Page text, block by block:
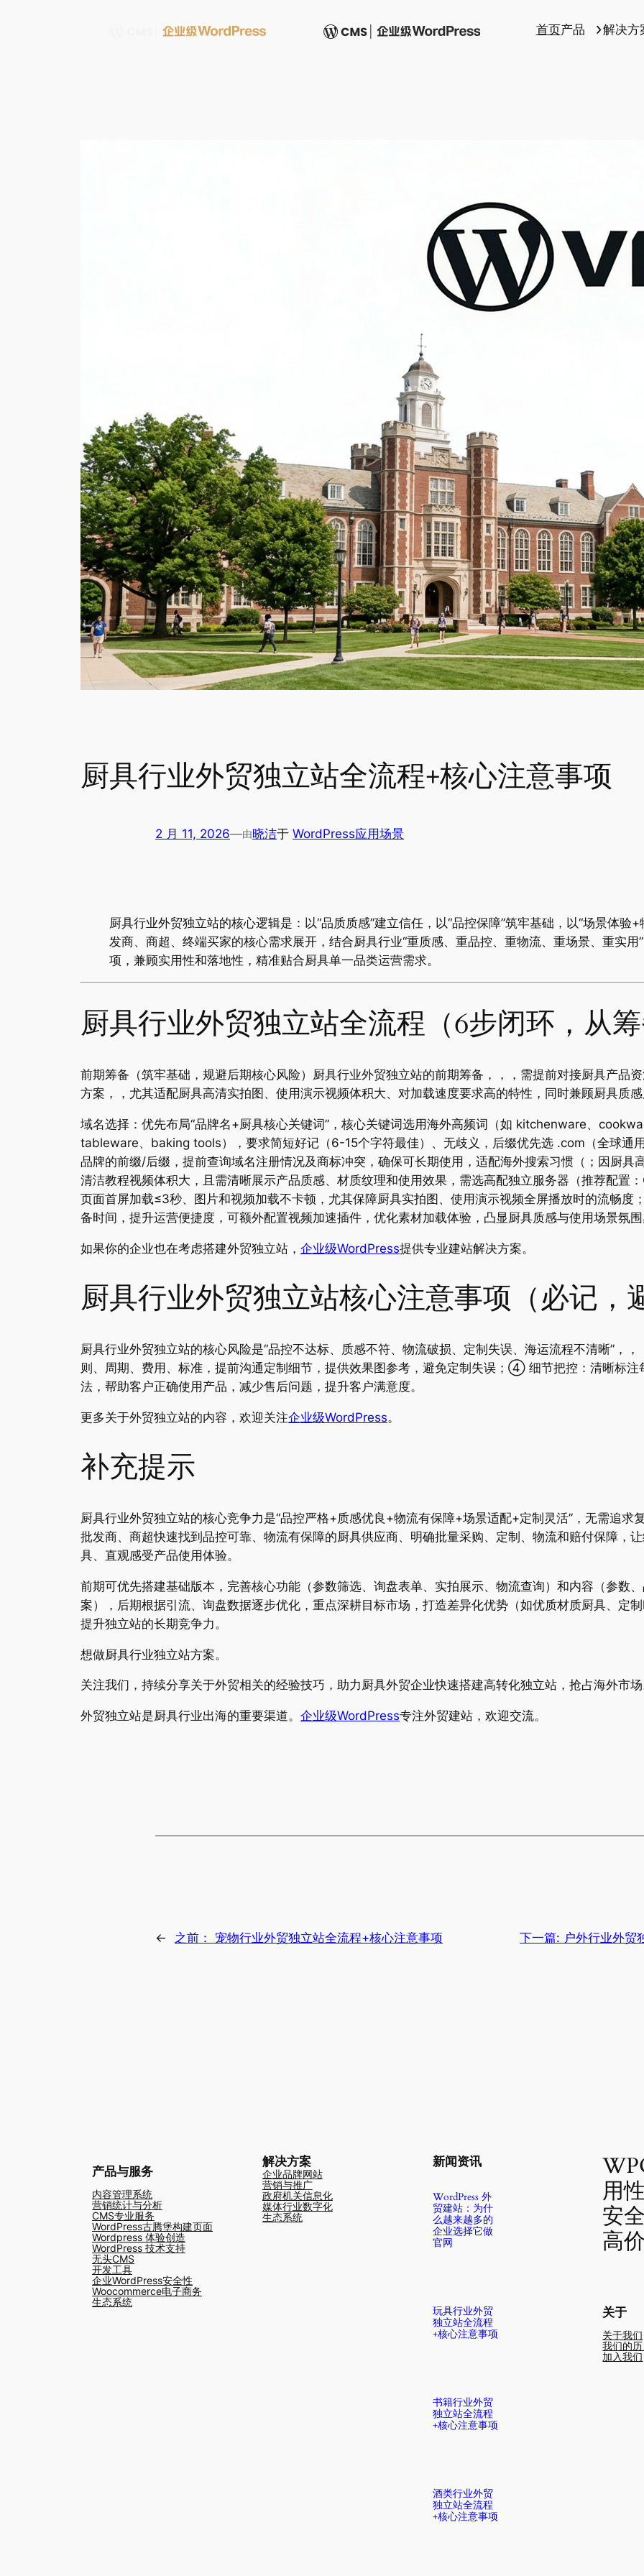
首页产品 解决方
厨具行业外贸独立站全流程+核心注意事项
2 月 11, 2026—由晓洁于 WordPress应用场景
厨具行业外贸独立站的核心逻辑是：以“品质质感”建立信任，以“品控保障”筑牢基础，以“场景体验
发商、商超、终端买家的核心需求展开，结合厨具行业“重质感、重品控、重物流、重场景、重实
项，兼顾实用性和落地性，精准贴合厨具单一品类运营需求。
厨具行业外贸独立站全流程（6步闭环，从
前期筹备（筑牢基础，规避后期核心风险）厨具行业外贸独立站的前期筹备，，，需提前对接厨具产品
方案，，尤其适配厨具高清实拍图、使用演示视频体积大、对加载速度要求高的特性，同时兼顾厨具质
域名选择：优先布局“品牌名+厨具核心关键词”，核心关键词选用海外高频词（如 kitchenware、
tableware、baking tools），要求简短好记（6-15个字符最佳）、无歧义，后缀优先选 .com（全球通
品牌的前缀/后缀，提前查询域名注册情况及商标冲突，确保可长期使用，适配海外搜索习惯（；因厨具
清洁教程视频体积大，且需清晰展示产品质感、材质纹理和使用效果，需选高配独立服务器（推荐配置
页面首屏加载≤3秒、图片和视频加载不卡顿，尤其保障厨具实拍图、使用演示视频全屏播放时的流畅度
备时间，提升运营便捷度，可额外配置视频加速插件，优化素材加载体验，凸显厨具质感与使用场景氛
如果你的企业也在考虑搭建外贸独立站， 企业级WordPress提供专业建站解决方案。
厨具行业外贸独立站核心注意事项（必记，
厨具行业外贸独立站的核心风险是“品控不达标、质感不符、物流破损、定制失误、海运流程不清晰”，
则、周期、费用、标准，提前沟通定制细节，提供效果图参考，避免定制失误；④ 细节把控：清晰标
法，帮助客户正确使用产品，减少售后问题，提升客户满意度。
更多关于外贸独立站的内容，欢迎关注企业级WordPress。
补充提示
厨具行业外贸独立站的核心竞争力是“品控严格+质感优良+物流有保障+场景适配+定制灵活”，无需追
批发商、商超快速找到品控可靠、物流有保障的厨具供应商、明确批量采购、定制、物流和赔付保障，
具、直观感受产品使用体验。
前期可优先搭建基础版本，完善核心功能（参数筛选、询盘表单、实拍展示、物流查询）和内容（参数
案），后期根据引流、询盘数据逐步优化，重点深耕目标市场，打造差异化优势（如优质材质厨具、定
提升独立站的长期竞争力。
想做厨具行业独立站方案。
关注我们，持续分享关于外贸相关的经验技巧，助力厨具外贸企业快速搭建高转化独立站，抢占海外市
外贸独立站是厨具行业出海的重要渠道。 企业级WordPress专注外贸建站，欢迎交流。
← 之前： 宠物行业外贸独立站全流程+核心注意事项 下一篇: 户外行业外贸
产品与服务
内容管理系统
营销统计与分析
CMS专业服务
WordPress古腾堡构建页面
Wordpress 体验创造
WordPress 技术支持
无头CMS
开发工具
企业WordPress安全性
Woocommerce电子商务
生态系统
解决方案
企业品牌网站
营销与推广
政府机关信息化
媒体行业数字化
生态系统
新闻资讯
WordPress 外
贸建站：为什
么越来越多的
企业选择它做
官网
玩具行业外贸
独立站全流程
+核心注意事项
书籍行业外贸
独立站全流程
+核心注意事项
酒类行业外贸
独立站全流程
+核心注意事项
用
安
高
关于
关于我们
我们的
加入我们